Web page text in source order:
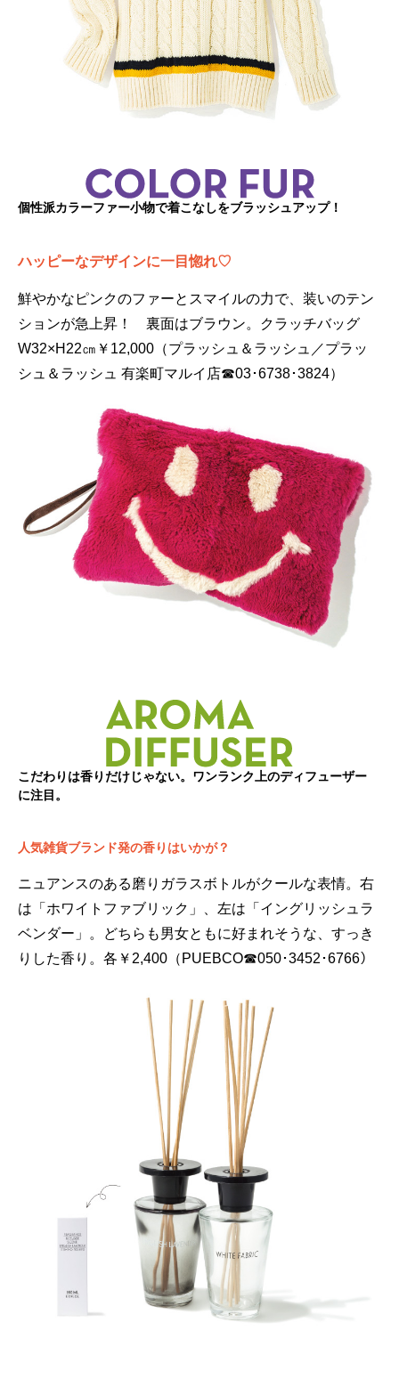
個性派カラーファー小物で着こなしをブラッシュアップ！
ハッピーなデザインに一目惚れ♡
鮮やかなピンクのファーとスマイルの力で、装いのテン
ションが急上昇！ 裏面はブラウン。クラッチバッグ
W32×H22㎝￥12,000（プラッシュ＆ラッシュ／プラッ
シュ＆ラッシュ 有楽町マルイ店☎03･6738･3824）
こだわりは香りだけじゃない。ワンランク上のディフューザー
に注目。
人気雑貨ブランド発の香りはいかが？
ニュアンスのある磨りガラスボトルがクールな表情。右
は「ホワイトファブリック」、左は「イングリッシュラ
ベンダー」。どちらも男女ともに好まれそうな、すっき
りした香り。各￥2,400（PUEBCO☎050･3452･6766）